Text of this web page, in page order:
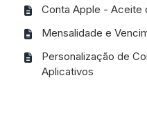
Conta Apple - Aceite
Mensalidade e
Personalização de
Aplicativos